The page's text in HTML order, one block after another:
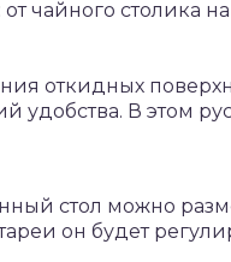
чайного столика
откидных
удобства. В этом
стол можно
он будет